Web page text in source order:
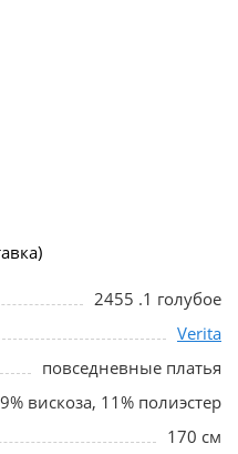
2455 .1 голубое
Verita
повседневные платья
вискоза, 11% полиэстер
170 см